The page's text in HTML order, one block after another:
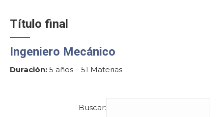
Título final
Ingeniero Mecánico
Duración: 5 años – 51 Materias
Buscar: